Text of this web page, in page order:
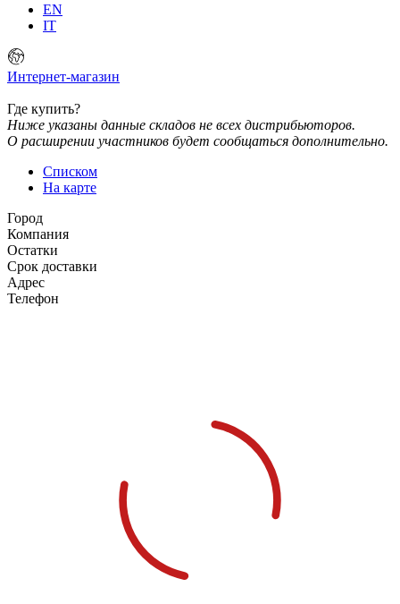
EN
IT
Интернет-магазин
Где купить?
Ниже указаны данные складов не всех дистрибьюторов.
О расширении участников будет сообщаться дополнительно.
Списком
На карте
Город
Компания
Остатки
Срок доставки
Адрес
Телефон